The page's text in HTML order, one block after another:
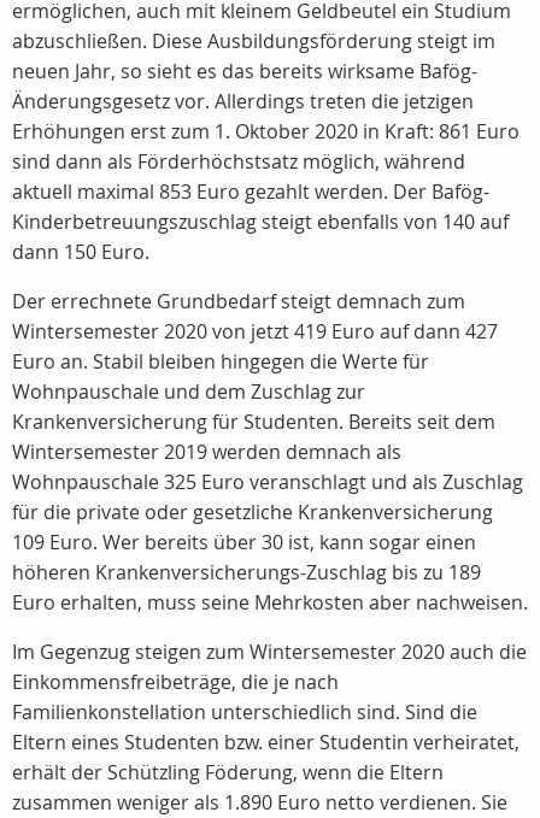
ermöglichen, auch mit kleinem Geldbeutel ein Studium
abzuschließen. Diese Ausbildungsförderung steigt im
neuen Jahr, so sieht es das bereits wirksame Bafög-
Änderungsgesetz vor. Allerdings treten die jetzigen
Erhöhungen erst zum 1. Oktober 2020 in Kraft: 861 Euro
sind dann als Förderhöchstsatz möglich, während
aktuell maximal 853 Euro gezahlt werden. Der Bafög-
Kinderbetreuungszuschlag steigt ebenfalls von 140 auf
dann 150 Euro.
Der errechnete Grundbedarf steigt demnach zum
Wintersemester 2020 von jetzt 419 Euro auf dann 427
Euro an. Stabil bleiben hingegen die Werte für
Wohnpauschale und dem Zuschlag zur
Krankenversicherung für Studenten. Bereits seit dem
Wintersemester 2019 werden demnach als
Wohnpauschale 325 Euro veranschlagt und als Zuschlag
für die private oder gesetzliche Krankenversicherung
109 Euro. Wer bereits über 30 ist, kann sogar einen
höheren Krankenversicherungs-Zuschlag bis zu 189
Euro erhalten, muss seine Mehrkosten aber nachweisen.
Im Gegenzug steigen zum Wintersemester 2020 auch die
Einkommensfreibeträge, die je nach
Familienkonstellation unterschiedlich sind. Sind die
Eltern eines Studenten bzw. einer Studentin verheiratet,
erhält der Schützling Föderung, wenn die Eltern
zusammen weniger als 1.890 Euro netto verdienen. Sie